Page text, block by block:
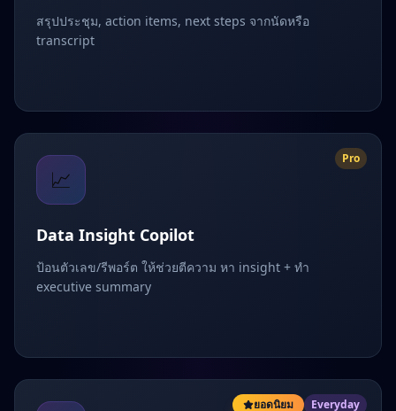
สรุปประชุม, action items, next steps จากนัดหรือ
transcript
Pro
📈
Data Insight Copilot
ป้อนตัวเลข/รีพอร์ต ให้ช่วยตีความ หา insight + ทำ
executive summary
ยอดนิยม Everyday